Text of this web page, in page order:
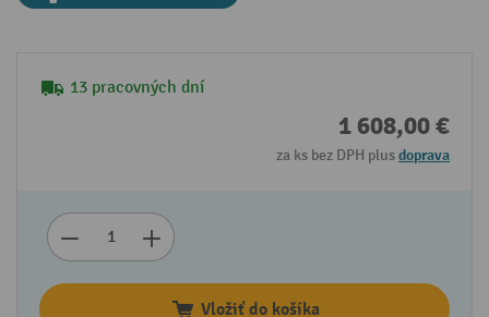
13 pracovných dní
1 608,00 €
za ks bez DPH plusdoprava
Vložiť do košíka